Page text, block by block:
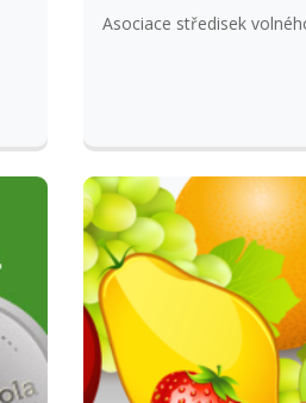
Asociace středisek